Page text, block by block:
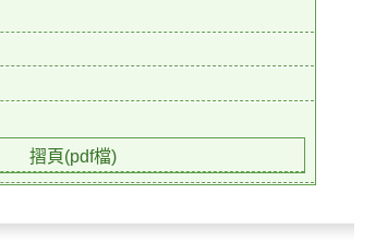
摺頁(pdf檔)